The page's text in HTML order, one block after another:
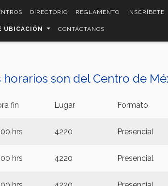
DIRECTORIO REGLAMENTO INSCRÍBETE
UBICACIÓN CONTÁCTANOS
horarios son del Centro de
fin Lugar Formato
hrs 4220 Presencial
hrs 4220 Presencial